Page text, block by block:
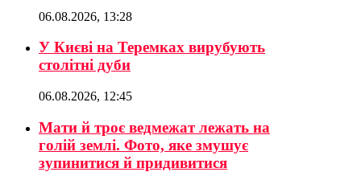
06.08.2026, 13:28
У Києві на Теремках вирубують
столітні дуби
06.08.2026, 12:45
Мати й троє ведмежат лежать на
голій землі. Фото, яке змушує
зупинитися й придивитися